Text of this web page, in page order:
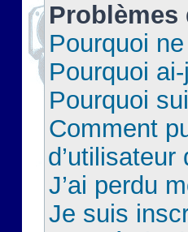
Problèmes
Pourquoi
Pourquoi
Pourquoi
Comment
J’ai perdu
Je suis